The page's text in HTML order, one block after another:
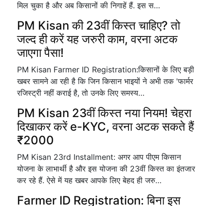
मिल चुका है और अब किसानों की निगाहें हैं. इस स…
PM Kisan की 23वीं किस्त चाहिए? तो
जल्द ही करें यह जरुरी काम, वरना अटक
जाएगा पैसा!
PM Kisan Farmer ID Registration:किसानों के लिए बड़ी
खबर सामने आ रही है कि जिन किसान भाइयों ने अभी तक 'फार्मर
रजिस्ट्री नहीं कराई है, तो उनके लिए समस्य…
PM Kisan 23वीं किस्त नया नियम! चेहरा
दिखाकर करें e-KYC, वरना अटक सकते हैं
₹2000
PM Kisan 23rd Installment: अगर आप पीएम किसान
योजना के लाभार्थी है और इस योजना की 23वीं किस्त का इंतजार
कर रहे हैं. ऐसे में यह खबर आपके लिए बेहद ही जरु…
Farmer ID Registration: बिना इस